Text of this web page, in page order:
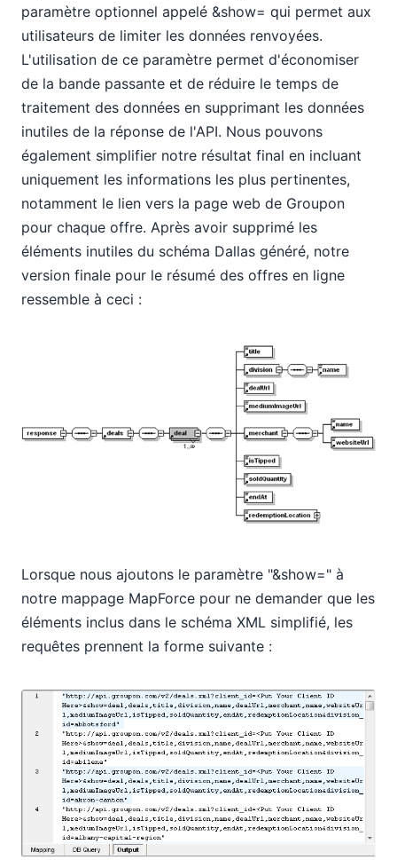
paramètre optionnel appelé &show= qui permet aux
utilisateurs de limiter les données renvoyées.
L'utilisation de ce paramètre permet d'économiser
de la bande passante et de réduire le temps de
traitement des données en supprimant les données
inutiles de la réponse de l'API. Nous pouvons
également simplifier notre résultat final en incluant
uniquement les informations les plus pertinentes,
notamment le lien vers la page web de Groupon
pour chaque offre. Après avoir supprimé les
éléments inutiles du schéma Dallas généré, notre
version finale pour le résumé des offres en ligne
ressemble à ceci :
Lorsque nous ajoutons le paramètre "&show=" à
notre mappage MapForce pour ne demander que les
éléments inclus dans le schéma XML simplifié, les
requêtes prennent la forme suivante :